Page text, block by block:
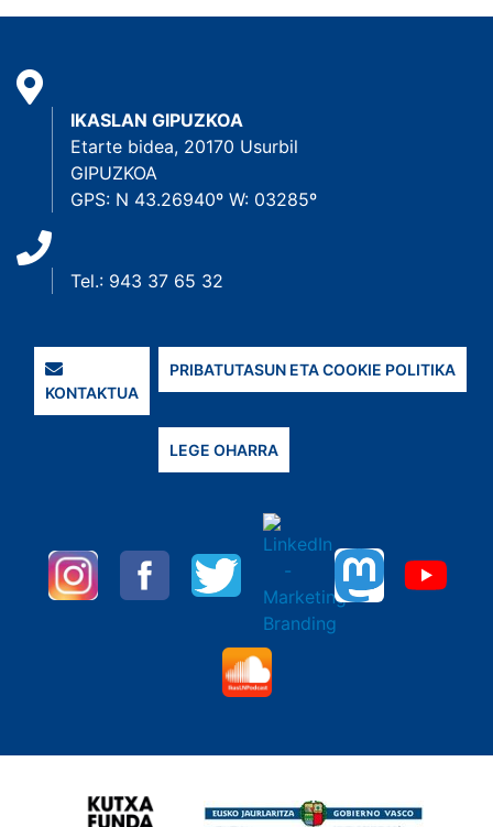
IKASLAN GIPUZKOA
Etarte bidea, 20170 Usurbil
GIPUZKOA
GPS: N 43.26940º W: 03285º
Tel.: 943 37 65 32
KONTAKTUA
PRIBATUTASUN ETA COOKIE POLITIKA
LEGE OHARRA